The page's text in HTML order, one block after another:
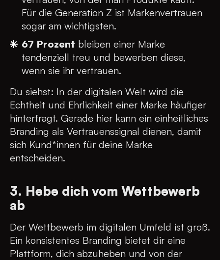
Für die Generation Z ist Markenvertrauen
sogar am wichtigsten.
67 Prozent bleiben einer Marke
tendenziell treu und bewerben diese,
wenn sie ihr vertrauen.
Du siehst: In der digitalen Welt wird die
Echtheit und Ehrlichkeit einer Marke häufiger
hinterfragt. Gerade hier kann ein einheitliches
Branding als Vertrauenssignal dienen, damit
sich Kund*innen für deine Marke
entscheiden.
3. Hebe dich vom Wettbewerb
ab
Der Wettbewerb im digitalen Umfeld ist groß.
Ein konsistentes Branding bietet dir eine
Plattform, dich abzuheben und von der